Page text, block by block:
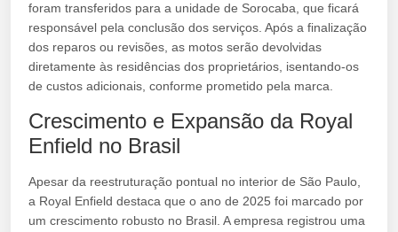
foram transferidos para a unidade de Sorocaba, que ficará
responsável pela conclusão dos serviços. Após a finalização
dos reparos ou revisões, as motos serão devolvidas
diretamente às residências dos proprietários, isentando-os
de custos adicionais, conforme prometido pela marca.
Crescimento e Expansão da Royal
Enfield no Brasil
Apesar da reestruturação pontual no interior de São Paulo,
a Royal Enfield destaca que o ano de 2025 foi marcado por
um crescimento robusto no Brasil. A empresa registrou uma